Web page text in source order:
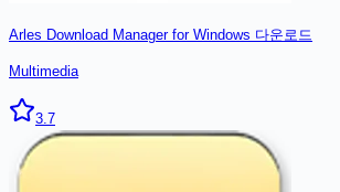
Arles Download Manager for Windows 다운로드
Multimedia
3.7